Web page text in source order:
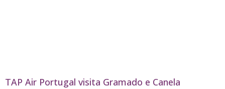
TAP Air Portugal visita Gramado e Canela